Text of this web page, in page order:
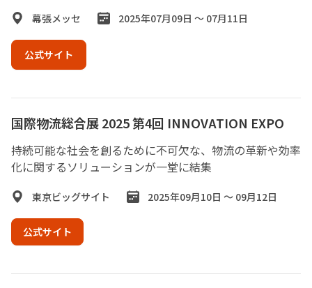
幕張メッセ 2025年07月09日 ～ 07月11日
公式サイト
国際物流総合展 2025 第4回 INNOVATION EXPO
持続可能な社会を創るために不可欠な、物流の革新や効率
化に関するソリューションが一堂に結集
東京ビッグサイト 2025年09月10日 ～ 09月12日
公式サイト